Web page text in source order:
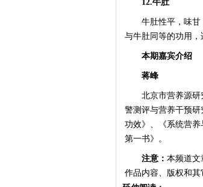
12.牛肚
牛肚性平，味甘，
与牛肚同等的功用，
本期嘉宾介绍
蒋峰
北京市营养源研究
警测评与营养干预
功效》、《系统营
第一书》。
注意： 本频道文
作品内容、版权和